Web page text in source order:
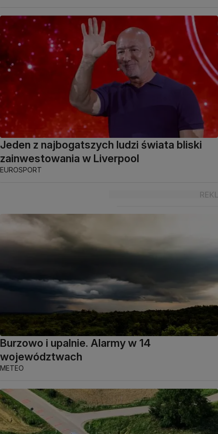
Jeden z najbogatszych ludzi świata bliski
zainwestowania w Liverpool
EUROSPORT
Burzowo i upalnie. Alarmy w 14
województwach
METEO